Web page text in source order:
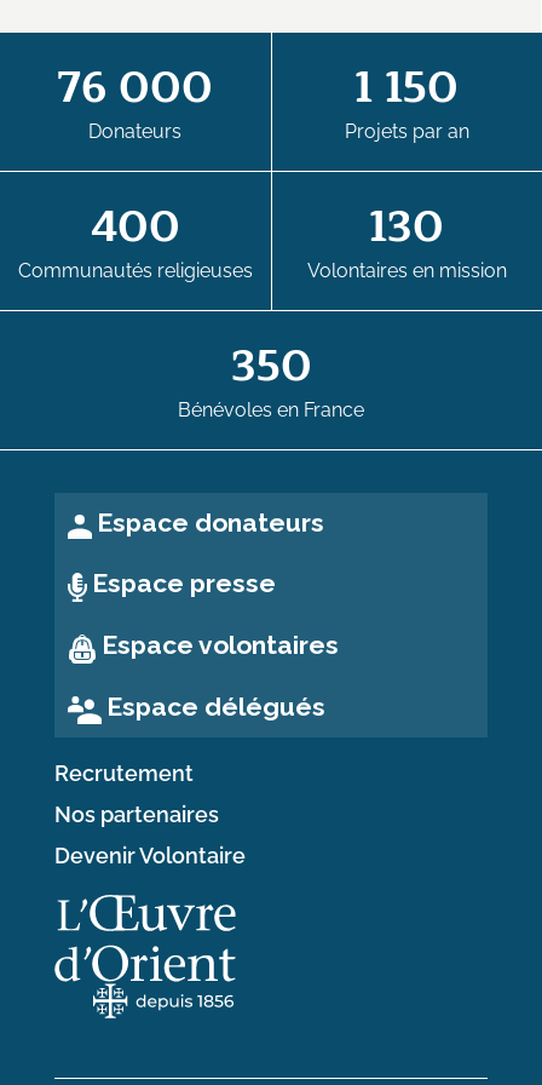
76 000
Donateurs
1 150
Projets par an
400
Communautés religieuses
130
Volontaires en mission
350
Bénévoles en France
Espace donateurs
Espace presse
Espace volontaires
Espace délégués
Recrutement
Nos partenaires
Devenir Volontaire